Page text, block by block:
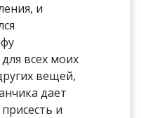
и
всех моих
вещей,
дает
и